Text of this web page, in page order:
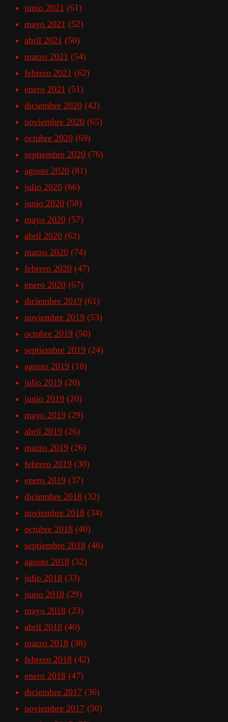
junio 2021 (61)
mayo 2021 (52)
abril 2021 (50)
marzo 2021 (54)
febrero 2021 (62)
enero 2021 (51)
diciembre 2020 (42)
noviembre 2020 (65)
octubre 2020 (69)
septiembre 2020 (76)
agosto 2020 (81)
julio 2020 (66)
junio 2020 (58)
mayo 2020 (57)
abril 2020 (62)
marzo 2020 (74)
febrero 2020 (47)
enero 2020 (67)
diciembre 2019 (61)
noviembre 2019 (53)
octubre 2019 (50)
septiembre 2019 (24)
agosto 2019 (18)
julio 2019 (20)
junio 2019 (20)
mayo 2019 (29)
abril 2019 (26)
marzo 2019 (26)
febrero 2019 (30)
enero 2019 (37)
diciembre 2018 (32)
noviembre 2018 (34)
octubre 2018 (40)
septiembre 2018 (46)
agosto 2018 (32)
julio 2018 (33)
junio 2018 (29)
mayo 2018 (23)
abril 2018 (40)
marzo 2018 (38)
febrero 2018 (42)
enero 2018 (47)
diciembre 2017 (36)
noviembre 2017 (50)